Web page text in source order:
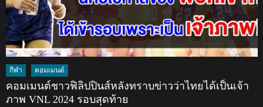
กีฬา คอมเมนต์
คอมเมนต์ชาวฟิลิปปินส์หลังทราบข่าวว่าไทยได้เป็นเจ้า
ภาพ VNL 2024 รอบสุดท้าย